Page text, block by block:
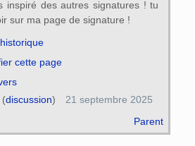
inspiré des autres signatures ! tu
sur ma page de signature !
Parent
cette page
(discussion)
21 septembre 2025